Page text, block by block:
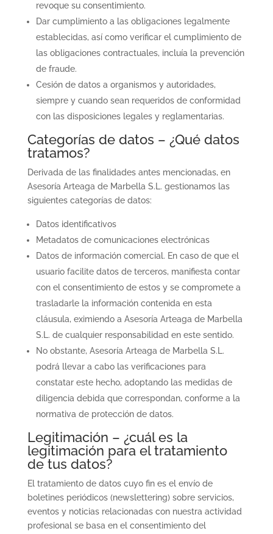
revoque su consentimiento.
Dar cumplimiento a las obligaciones legalmente
establecidas, así como verificar el cumplimiento de
las obligaciones contractuales, incluía la prevención
de fraude.
Cesión de datos a organismos y autoridades,
siempre y cuando sean requeridos de conformidad
con las disposiciones legales y reglamentarias.
Categorías de datos – ¿Qué datos
tratamos?
Derivada de las finalidades antes mencionadas, en
Asesoría Arteaga de Marbella S.L. gestionamos las
siguientes categorías de datos:
Datos identificativos
Metadatos de comunicaciones electrónicas
Datos de información comercial. En caso de que el
usuario facilite datos de terceros, manifiesta contar
con el consentimiento de estos y se compromete a
trasladarle la información contenida en esta
cláusula, eximiendo a Asesoría Arteaga de Marbella
S.L. de cualquier responsabilidad en este sentido.
No obstante, Asesoría Arteaga de Marbella S.L.
podrá llevar a cabo las verificaciones para
constatar este hecho, adoptando las medidas de
diligencia debida que correspondan, conforme a la
normativa de protección de datos.
Legitimación – ¿cuál es la
legitimación para el tratamiento
de tus datos?
El tratamiento de datos cuyo fin es el envío de
boletines periódicos (newslettering) sobre servicios,
eventos y noticias relacionadas con nuestra actividad
profesional se basa en el consentimiento del